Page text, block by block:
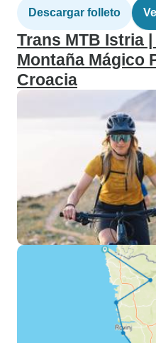
Descargar folleto
Trans MTB Istria
Montaña Mágico
Croacia